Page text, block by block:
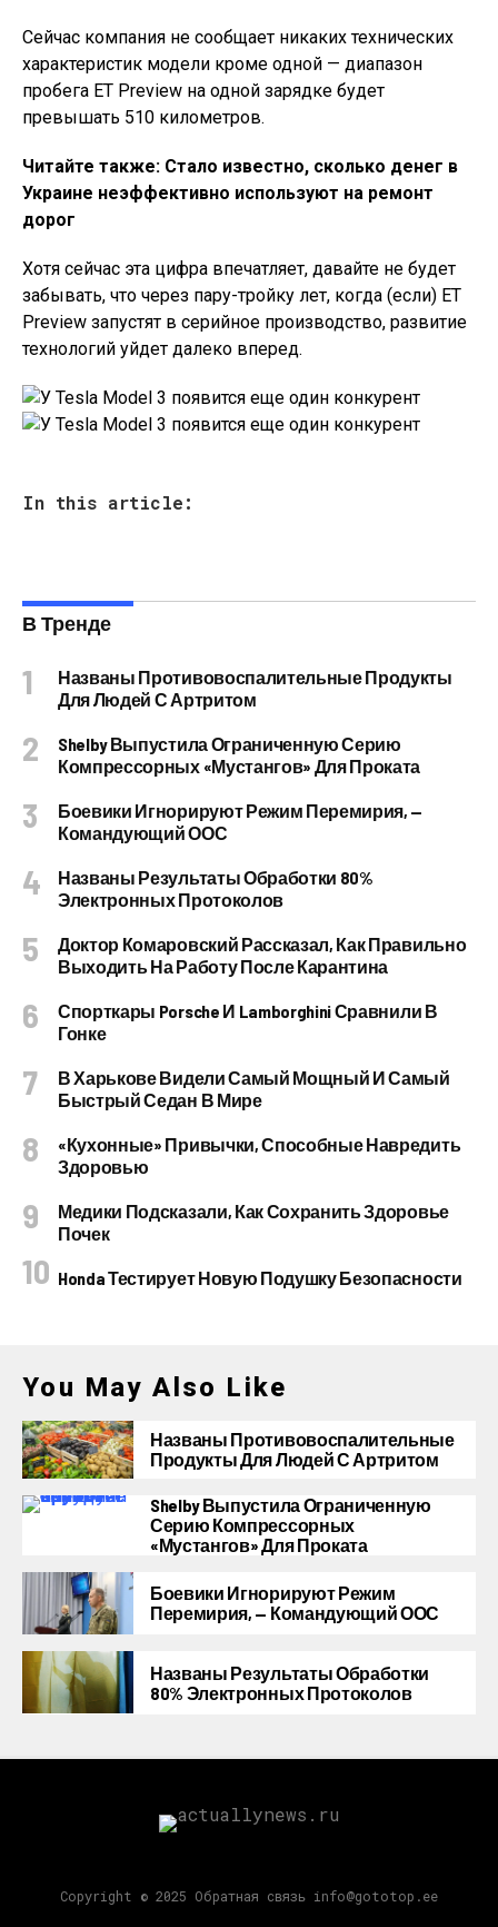
Сейчас компания не сообщает никаких технических
характеристик модели кроме одной — диапазон
пробега ET Preview на одной зарядке будет
превышать 510 километров.
Читайте также: Стало известно, сколько денег в
Украине неэффективно используют на ремонт
дорог
Хотя сейчас эта цифра впечатляет, давайте не будет
забывать, что через пару-тройку лет, когда (если) ET
Preview запустят в серийное производство, развитие
технологий уйдет далеко вперед.
In this article:
В Тренде
Названы Противовоспалительные Продукты
Для Людей С Артритом
Shelby Выпустила Ограниченную Серию
Компрессорных «Мустангов» Для Проката
Боевики Игнорируют Режим Перемирия, —
Командующий ООС
Названы Результаты Обработки 80%
Электронных Протоколов
Доктор Комаровский Рассказал, Как Правильно
Выходить На Работу После Карантина
Спорткары Porsche И Lamborghini Сравнили В
Гонке
В Харькове Видели Самый Мощный И Самый
Быстрый Седан В Мире
«Кухонные» Привычки, Способные Навредить
Здоровью
Медики Подсказали, Как Сохранить Здоровье
Почек
Honda Тестирует Новую Подушку Безопасности
You May Also Like
Названы Противовоспалительные
Продукты Для Людей С Артритом
Shelby Выпустила Ограниченную
Серию Компрессорных
«Мустангов» Для Проката
Боевики Игнорируют Режим
Перемирия, — Командующий ООС
Названы Результаты Обработки
80% Электронных Протоколов
Copyright © 2025 Обратная связь info@gototop.ee